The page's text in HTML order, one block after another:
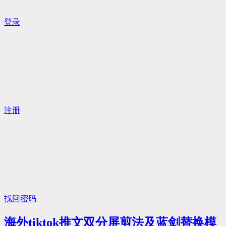
登录
注册
找回密码
海外tiktok推文双分屏剪法及蓝剑替换模